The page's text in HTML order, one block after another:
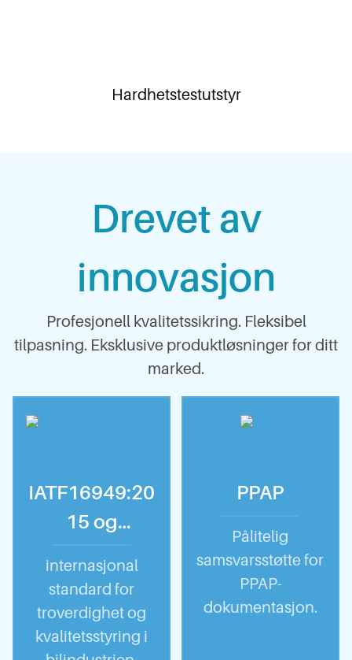
Hardhetstestutstyr
Drevet av
innovasjon
Profesjonell kvalitetssikring. Fleksibel
tilpasning. Eksklusive produktløsninger for ditt
marked.
IATF16949:20
15 og
internasjonal
standard for
troverdighet og
kvalitetsstyring i
PPAP
Pålitelig
samsvarsstøtte for
PPAP-
dokumentasjon.